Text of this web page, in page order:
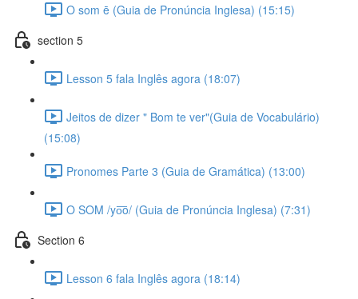
O som ē (Guia de Pronúncia Inglesa) (15:15)
section 5
Lesson 5 fala Inglês agora (18:07)
Jeitos de dizer " Bom te ver"(Guia de Vocabulário)
(15:08)
Pronomes Parte 3 (Guia de Gramática) (13:00)
O SOM /yo͞o/ (Guia de Pronúncia Inglesa) (7:31)
Section 6
Lesson 6 fala Inglês agora (18:14)